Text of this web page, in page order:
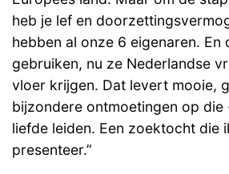
heb je lef en
hebben al onze 6 eigenaren. En
gebruiken, nu ze Nederlandse
vloer krijgen. Dat levert mooie,
bijzondere ontmoetingen op
liefde leiden. Een zoektocht die
presenteer.”